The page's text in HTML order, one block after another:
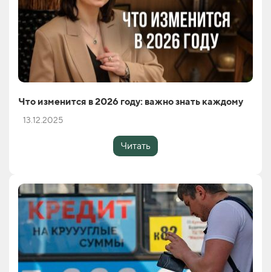
Что изменится в 2026 году: важно знать каждому
13.12.2025
Читать